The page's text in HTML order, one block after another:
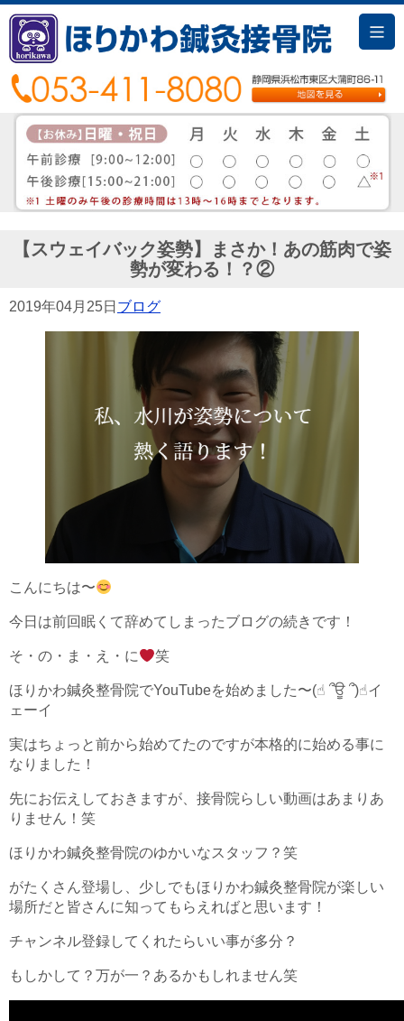
【スウェイバック姿勢】まさか！あの筋肉で姿
勢が変わる！？②
2019年04月25日 ブログ
こんにちは〜
今日は前回眠くて辞めてしまったブログの続きです！
そ・の・ま・え・に 笑
ほりかわ鍼灸整骨院でYouTubeを始めました〜(☝︎ ՞ਊ ՞)☝︎イ
ェーイ
実はちょっと前から始めてたのですが本格的に始める事に
なりました！
先にお伝えしておきますが、接骨院らしい動画はあまりあ
りません！笑
ほりかわ鍼灸整骨院のゆかいなスタッフ？笑
がたくさん登場し、少しでもほりかわ鍼灸整骨院が楽しい
場所だと皆さんに知ってもらえればと思います！
チャンネル登録してくれたらいい事が多分？
もしかして？万が一？あるかもしれません笑